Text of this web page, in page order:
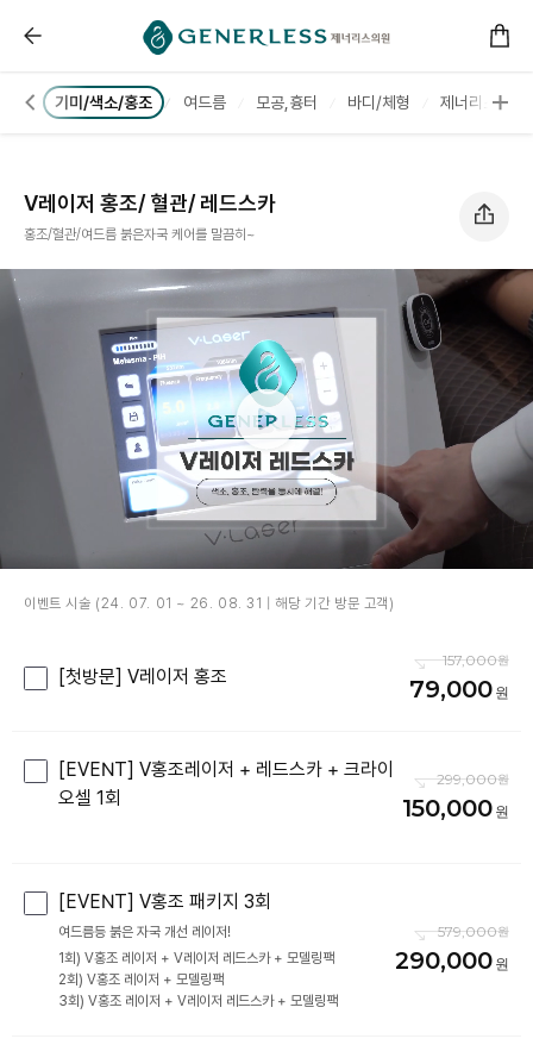
V레이저 홍조/ 혈관/ 레드스카 :: 제너리스의원 천호점 │
기미/색소/홍조 여드름 모공,흉터 바디/체형 제너리스 제
V레이저 홍조/ 혈관/ 레드스카
홍조/혈관/여드름 붉은자국 케어를 말끔히~
이벤트 시술 (24. 07. 01 ~ 26. 08. 31 | 해당 기간 방문 고객)
[첫방문] V레이저 홍조
157,000
79,000
[EVENT] V홍조레이저 + 레드스카 + 크라이
오셀 1회
299,000
150,000
[EVENT] V홍조 패키지 3회
1회) V홍조 레이저 + V레이저 레드스카 + 모델링팩
2회) V홍조 레이저 + 모델링팩
579,000
290,000